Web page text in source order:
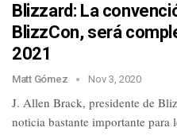
Blizzard: La
BlizzCon, será
2021
Matt Gómez Nov 3, 2020
J. Allen Brack, presidente de
noticia bastante importante